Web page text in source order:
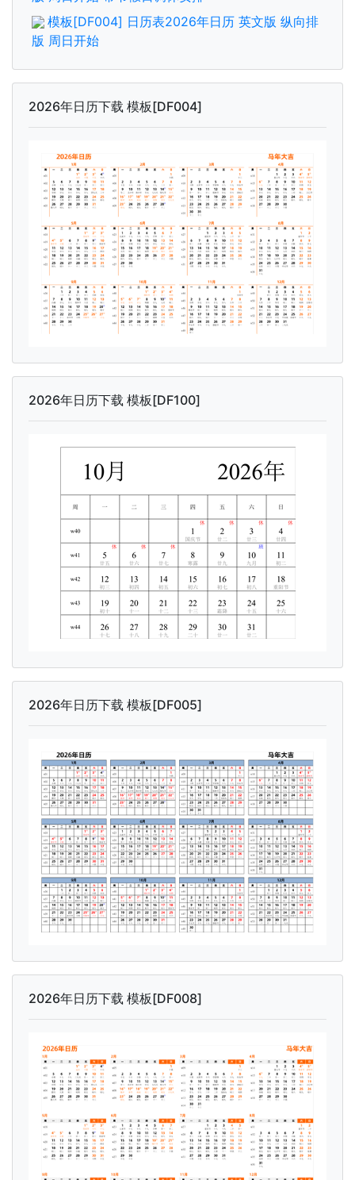
模板[DF004] 日历表2026年日历 英文版 纵向排
版 周日开始
2026年日历下载 模板[DF004]
2026年日历下载 模板[DF100]
2026年日历下载 模板[DF005]
2026年日历下载 模板[DF008]